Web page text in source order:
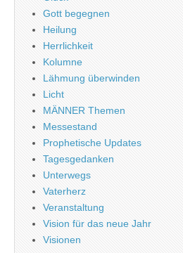
Gott begegnen
Heilung
Herrlichkeit
Kolumne
Lähmung überwinden
Licht
MÄNNER Themen
Messestand
Prophetische Updates
Tagesgedanken
Unterwegs
Vaterherz
Veranstaltung
Vision für das neue Jahr
Visionen